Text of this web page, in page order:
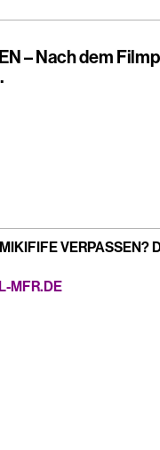
– Nach dem
VERPASSEN?
MFR.DE